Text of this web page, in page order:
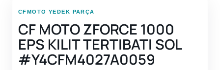
CFMOTO YEDEK PARÇA
CF MOTO ZFORCE 1000
EPS KILIT TERTIBATI SOL
#Y4CFM4027A0059